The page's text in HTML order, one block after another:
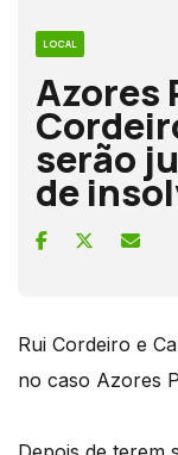
LOCAL
Azores
serão
de
Rui Cordeiro e
no caso Azores